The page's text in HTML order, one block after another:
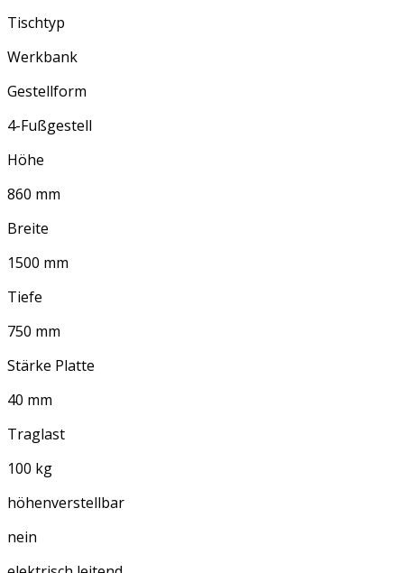
Tischtyp
Werkbank
Gestellform
4-Fußgestell
Höhe
860 mm
Breite
1500 mm
Tiefe
750 mm
Stärke Platte
40 mm
Traglast
100 kg
höhenverstellbar
nein